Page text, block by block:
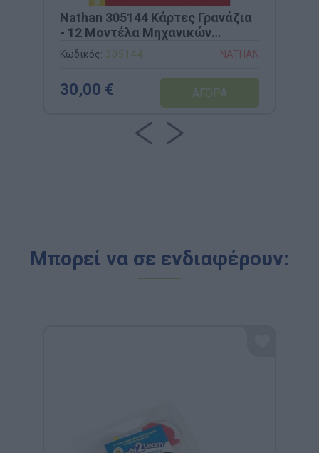
Nathan 305144 Κάρτες Γρανάζια
- 12 Μοντέλα Μηχανικών
Κατασκευών
Κωδικός: 305144 NATHAN
30,00 €
Μπορεί να σε ενδιαφέρουν: